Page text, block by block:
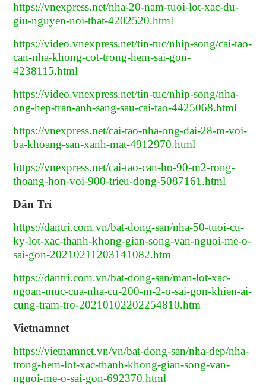
https://vnexpress.net/nha-20-nam-tuoi-lot-xac-du-
giu-nguyen-noi-that-4202520.html
https://video.vnexpress.net/tin-tuc/nhip-song/cai-tao-
can-nha-khong-cot-trong-hem-sai-gon-
4238115.html
https://video.vnexpress.net/tin-tuc/nhip-song/nha-
ong-hep-tran-anh-sang-sau-cai-tao-4425068.html
https://vnexpress.net/cai-tao-nha-ong-dai-28-m-voi-
ba-khoang-san-xanh-mat-4912970.html
https://vnexpress.net/cai-tao-can-ho-90-m2-rong-
thoang-hon-voi-900-trieu-dong-5087161.html
Dân Trí
https://dantri.com.vn/bat-dong-san/nha-50-tuoi-cu-
ky-lot-xac-thanh-khong-gian-song-van-nguoi-me-o-
sai-gon-20210211203141082.htm
https://dantri.com.vn/bat-dong-san/man-lot-xac-
ngoan-muc-cua-nha-cu-200-m-2-o-sai-gon-khien-ai-
cung-tram-tro-20210102202254810.htm
Vietnamnet
https://vietnamnet.vn/vn/bat-dong-san/nha-dep/nha-
trong-hem-lot-xac-thanh-khong-gian-song-van-
nguoi-me-o-sai-gon-692370.html